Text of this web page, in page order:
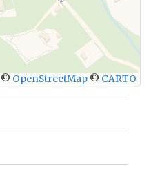
© OpenStreetMap © CARTO